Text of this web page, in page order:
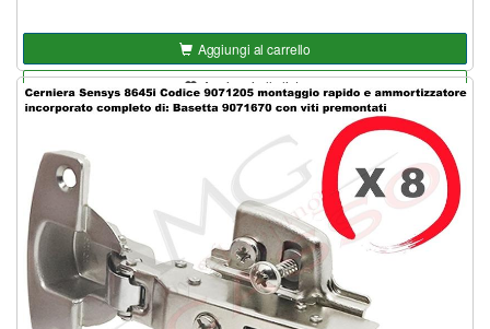
Aggiungi al carrello
Aggiungi alla lista